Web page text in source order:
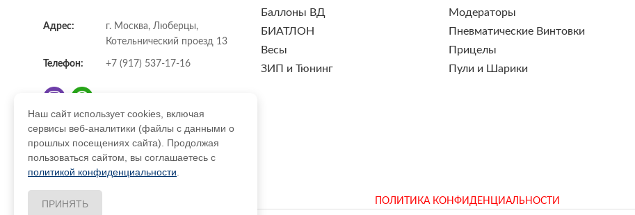
Адрес:
г. Москва, Люберцы,
Котельнический проезд 13
Телефон: +7 (917) 537-17-16
E-mail: info@DrozdPcp.ru
Баллоны ВД
БИАТЛОН
Весы
ЗИП и Тюнинг
Модераторы
Пневматические Винтовки
Прицелы
Пули и Шарики
ПОЛИТИКА КОНФИДЕНЦИАЛЬНОСТИ
Наш сайт использует cookies, включая
сервисы веб-аналитики (файлы с данными о
прошлых посещениях сайта). Продолжая
пользоваться сайтом, вы соглашаетесь с
политикой конфиденциальности
ПРИНЯТЬ